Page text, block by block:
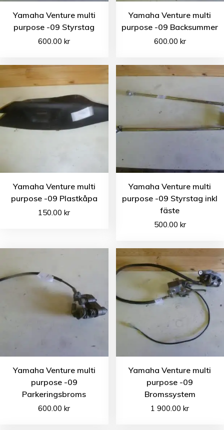
Yamaha Venture multi
purpose -09 Styrstag
600.00kr
Yamaha Venture multi
purpose -09 Backsummer
600.00 kr
Yamaha Venture multi
purpose -09 Plastkåpa
150.00kr
Yamaha Venture multi
purpose -09 Styrstag inkl
fäste
500.00 kr
Yamaha Venture multi
purpose -09
Parkeringsbroms
600.00kr
Yamaha Venture multi
purpose -09
Bromssystem
1 900.00kr